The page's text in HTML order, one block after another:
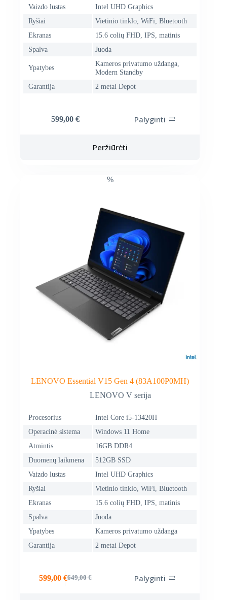
Vaizdo lustas
Intel UHD Graphics
Ryšiai
Vietinio tinklo, WiFi, Bluetooth
Ekranas
15.6 colių FHD, IPS, matinis
Spalva
Juoda
Ypatybes
Kameros privatumo uždanga,
Modern Standby
Garantija
2 metai Depot
599,00 € Palyginti
Peržiūrėti
%
LENOVO Essential V15 Gen 4 (83A100P0MH)
LENOVO V serija
Procesorius
Intel Core i5-13420H
Operacinė sistema
Windows 11 Home
Atmintis
16GB DDR4
Duomenų laikmena
512GB SSD
Vaizdo lustas
Intel UHD Graphics
Ryšiai
Vietinio tinklo, WiFi, Bluetooth
Ekranas
15.6 colių FHD, IPS, matinis
Spalva
Juoda
Ypatybes
Kameros privatumo uždanga
Garantija
2 metai Depot
649,00€
Original
599,00 €Current
Palyginti